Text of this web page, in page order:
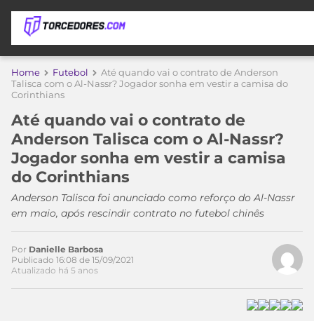
APOSTAS
DICAS
APOSTA
MELHORES
SITES
DE
APOSTAS
2026
CÓDIGO
ÚLTIMAS
COPA
DO
MUNDO
TIMES
MEU
TIME
CAMPEONATOS
Home Futebol
Até quando vai o contrato de Anderson
Talisca com o Al-Nassr? Jogador sonha em vestir a camisa do
Corinthians
Até quando vai o contrato de
Anderson Talisca com o Al-Nassr?
Jogador sonha em vestir a camisa
do Corinthians
Anderson Talisca foi anunciado como reforço do Al-Nassr
em maio, após rescindir contrato no futebol chinês
Por Danielle Barbosa
Publicado 16:08 de 15/09/2021
Atualizado há 5 anos